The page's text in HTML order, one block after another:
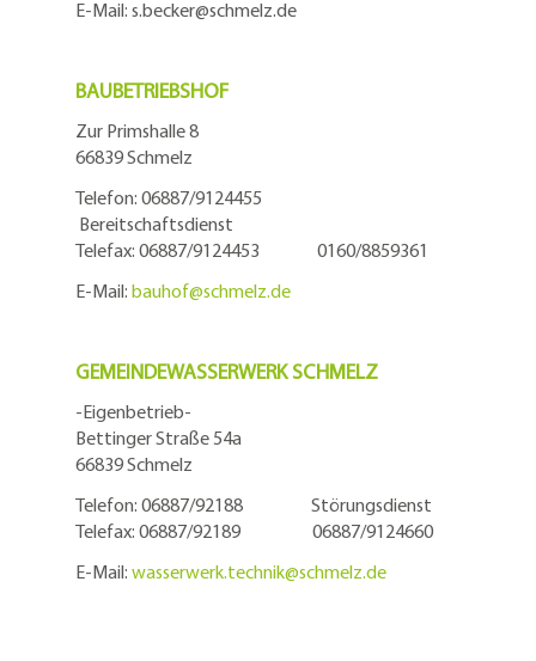
E-Mail: s.becker@schmelz.de
BAUBETRIEBSHOF
Zur Primshalle 8
66839 Schmelz
Telefon: 06887/9124455
Bereitschaftsdienst
Telefax: 06887/9124453 0160/8859361
E-Mail: bauhof@schmelz.de
GEMEINDEWASSERWERK SCHMELZ
-Eigenbetrieb-
Bettinger Straße 54a
66839 Schmelz
Telefon: 06887/92188 Störungsdienst
Telefax: 06887/92189 06887/9124660
E-Mail: wasserwerk.technik@schmelz.de